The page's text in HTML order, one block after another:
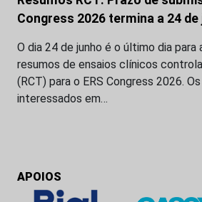
Congress 2026 termina a 24 de
O dia 24 de junho é o último dia para
resumos de ensaios clínicos
(RCT) para o ERS Congress 2026.
interessados em…
APOIOS